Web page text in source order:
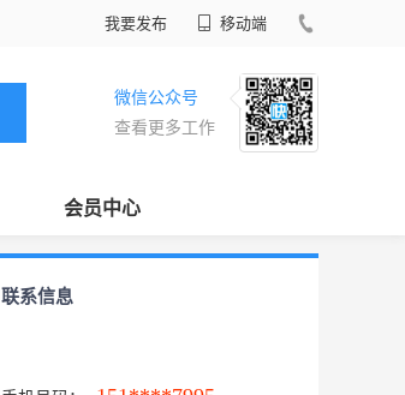
我要发布 移动端
微信公众号
查看更多工作
会员中心
联系信息